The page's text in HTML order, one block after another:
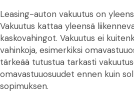
Leasing-auton vakuutus on
Vakuutus kattaa yleensä
kaskovahingot. Vakuutus ei
vahinkoja, esimerkiksi
tärkeää tutustua tarkasti
omavastuuosuudet ennen kuin
sopimuksen.